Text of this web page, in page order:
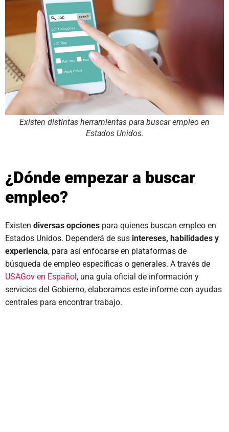
Existen distintas herramientas para buscar empleo en
Estados Unidos.
¿Dónde empezar a buscar
empleo?
Existen diversas opciones para quienes buscan empleo en
Estados Unidos. Dependerá de sus intereses, habilidades y
experiencia, para así enfocarse en plataformas de
búsqueda de empleo específicas o generales. A través de
USAGov en Español, una guía oficial de información y
servicios del Gobierno, elaboramos este informe con ayudas
centrales para encontrar trabajo.